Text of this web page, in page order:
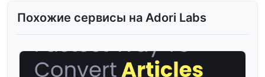
Похожие сервисы на Adori Labs